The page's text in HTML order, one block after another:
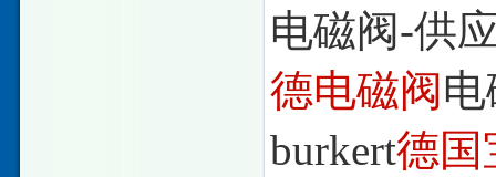
电磁阀-供
德电磁阀
burkert德国